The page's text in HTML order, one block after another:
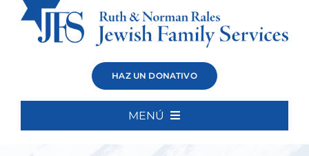
HAZ UN DONATIVO
MENÚ
Positively
Pittleman